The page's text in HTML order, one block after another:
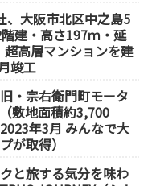
、大阪市北区中之島5
建・高さ197ｍ・延
高層マンションを建
竣工
・宗右衛門町モータ
敷地面積約3,700
年3月 みんなで大
が取得）
と旅する気分を味わ